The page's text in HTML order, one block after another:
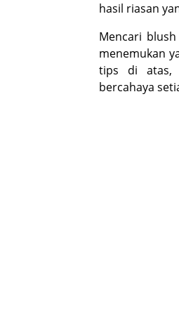
hasil riasan
Mencari
menemukan
tips di atas,
bercahaya